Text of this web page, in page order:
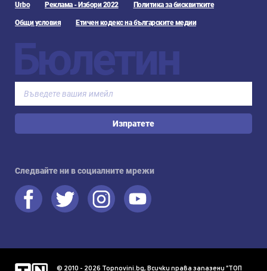
Urbo Реклама - Избори 2022 Политика за бисквитките
Общи условия Етичен кодекс на българските медии
Бюлетин
Изпратете
Следвайте ни в социалните мрежи
© 2010 - 2026 Topnovini.bg, Всички права запазени "ТОП